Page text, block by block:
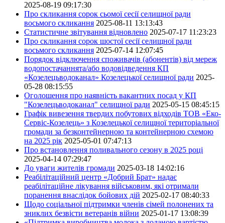
2025-08-19 09:17:30
Про скликання сорок сьомої сесії селищної ради
восьмого скликання 2025-08-11 13:13:43
Статистичне звітування відновлено 2025-07-17 11:23:23
Про скликання сорок шостої сесії селищної ради
восьмого скликання 2025-07-14 12:07:45
Порядок відключення споживачів (абонентів) від мереж
водопостачаннята/або водовідведення КП
«Козелецьводоканал» Козелецької селищної ради 2025-
05-28 08:15:55
Оголошення про наявність вакантних посад у КП
"Козелецьводоканал" селищної ради 2025-05-15 08:45:15
Графік вивезення твердих побутових відходів ТОВ «Еко-
Сервіс-Козелець» з Козелецької селищної територіальної
громади за безконтейнерною та контейнерною схемою
на 2025 рік 2025-05-01 07:47:13
Про встановлення поливального сезону в 2025 році
2025-04-14 07:29:47
До уваги жителів громади 2025-03-18 14:02:16
Реабілітаційний центр «Добрий Брат» надає
реабілітаційне лікування військовим, які отримали
поранення внаслідок бойових дій 2025-02-17 08:40:33
Щодо соціальної підтримки членів сімей полонених та
зниклих безвісти ветеранів війни 2025-01-17 13:08:39